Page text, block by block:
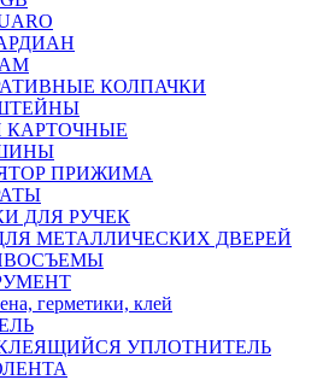
КОЛПАЧКИ
КАРТОЧНЫЕ
ПРИЖИМА
ДЛЯ РУЧЕК
МЕТАЛЛИЧЕСКИХ ДВЕРЕЙ
герметики, клей
УПЛОТНИТЕЛЬ